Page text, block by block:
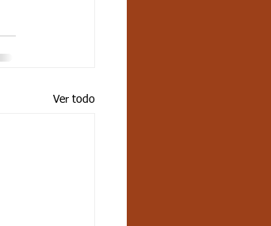
Ver todo